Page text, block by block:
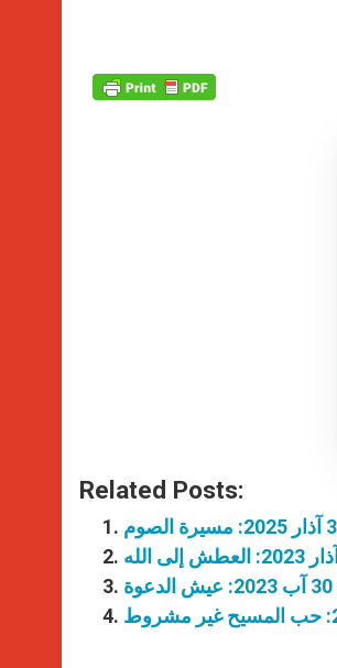
Related Posts: